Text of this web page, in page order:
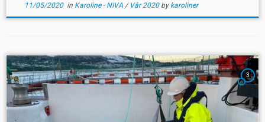
11/05/2020in Karoline - NIVA / Vår 2020 by karoliner
3